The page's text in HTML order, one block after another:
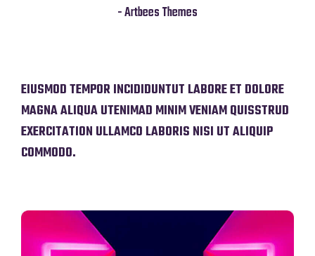
- Artbees Themes
EIUSMOD TEMPOR INCIDIDUNTUT LABORE ET DOLORE
MAGNA ALIQUA UTENIMAD MINIM VENIAM QUISSTRUD
EXERCITATION ULLAMCO LABORIS NISI UT ALIQUIP
COMMODO.